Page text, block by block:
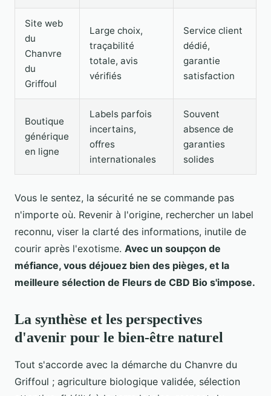
Site web
du
Chanvre
du
Griffoul
Large choix,
traçabilité
totale, avis
vérifiés
Service client
dédié,
garantie
satisfaction
Boutique
générique
en ligne
Labels parfois
incertains,
offres
internationales
Souvent
absence de
garanties
solides
Vous le sentez, la sécurité ne se commande pas
n'importe où. Revenir à l'origine, rechercher un label
reconnu, viser la clarté des informations, inutile de
courir après l'exotisme. Avec un soupçon de
méfiance, vous déjouez bien des pièges, et la
meilleure sélection de Fleurs de CBD Bio s'impose.
La synthèse et les perspectives
d'avenir pour le bien-être naturel
Tout s'accorde avec la démarche du Chanvre du
Griffoul ; agriculture biologique validée, sélection